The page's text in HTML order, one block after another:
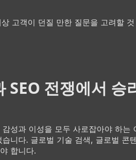
고객이 던질 만한 질문을 고려할 것
SEO 전쟁에서 승
성과 이성을 모두 사로잡아야 하는
니다. 글로벌 기술 검색, 글로벌 콘
합니다.